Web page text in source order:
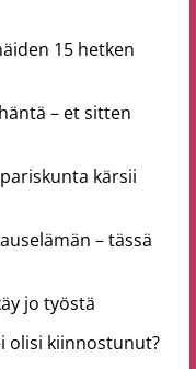
15 hetken
– et sitten
kärsii
– tässä
jo työstä
olisi kiinnostunut?